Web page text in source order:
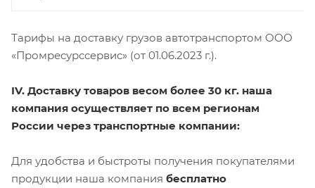
Тарифы на доставку грузов автотранспортом ООО
«Промресурссервис» (от 01.06.2023 г.).
IV. Доставку товаров весом более 30 кг. наша
компания осуществляет по всем регионам
России через транспортные компании:
Для удобства и быстроты получения покупателями
продукции наша компания бесплатно